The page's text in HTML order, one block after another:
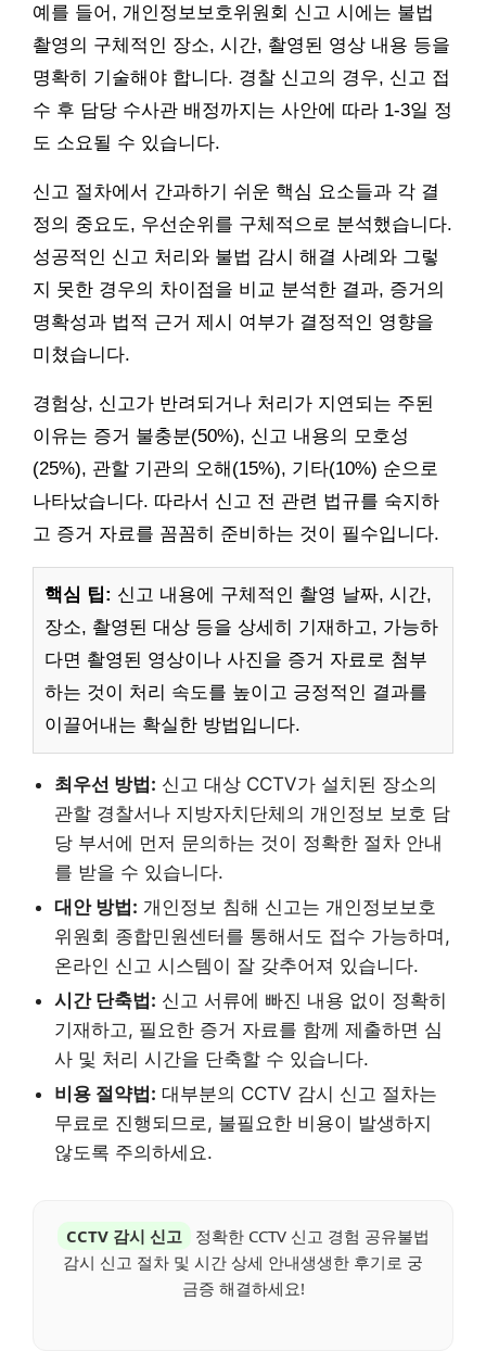
예를 들어, 개인정보보호위원회 신고 시에는 불법
촬영의 구체적인 장소, 시간, 촬영된 영상 내용 등을
명확히 기술해야 합니다. 경찰 신고의 경우, 신고 접
수 후 담당 수사관 배정까지는 사안에 따라 1-3일 정
도 소요될 수 있습니다.
신고 절차에서 간과하기 쉬운 핵심 요소들과 각 결
정의 중요도, 우선순위를 구체적으로 분석했습니다.
성공적인 신고 처리와 불법 감시 해결 사례와 그렇
지 못한 경우의 차이점을 비교 분석한 결과, 증거의
명확성과 법적 근거 제시 여부가 결정적인 영향을
미쳤습니다.
경험상, 신고가 반려되거나 처리가 지연되는 주된
이유는 증거 불충분(50%), 신고 내용의 모호성
(25%), 관할 기관의 오해(15%), 기타(10%) 순으로
나타났습니다. 따라서 신고 전 관련 법규를 숙지하
고 증거 자료를 꼼꼼히 준비하는 것이 필수입니다.
핵심 팁: 신고 내용에 구체적인 촬영 날짜, 시간,
장소, 촬영된 대상 등을 상세히 기재하고, 가능하
다면 촬영된 영상이나 사진을 증거 자료로 첨부
하는 것이 처리 속도를 높이고 긍정적인 결과를
이끌어내는 확실한 방법입니다.
최우선 방법: 신고 대상 CCTV가 설치된 장소의
관할 경찰서나 지방자치단체의 개인정보 보호 담
당 부서에 먼저 문의하는 것이 정확한 절차 안내
를 받을 수 있습니다.
대안 방법: 개인정보 침해 신고는 개인정보보호
위원회 종합민원센터를 통해서도 접수 가능하며,
온라인 신고 시스템이 잘 갖추어져 있습니다.
시간 단축법: 신고 서류에 빠진 내용 없이 정확히
기재하고, 필요한 증거 자료를 함께 제출하면 심
사 및 처리 시간을 단축할 수 있습니다.
비용 절약법: 대부분의 CCTV 감시 신고 절차는
무료로 진행되므로, 불필요한 비용이 발생하지
않도록 주의하세요.
CCTV 감시 신고
정확한 CCTV 신고 경험 공유불법
감시 신고 절차 및 시간 상세 안내생생한 후기로 궁
금증 해결하세요!